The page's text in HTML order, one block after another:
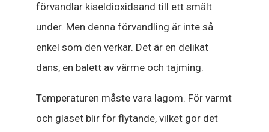
förvandlar kiseldioxidsand till ett smält
under. Men denna förvandling är inte så
enkel som den verkar. Det är en delikat
dans, en balett av värme och tajming.
Temperaturen måste vara lagom. För varmt
och glaset blir för flytande, vilket gör det